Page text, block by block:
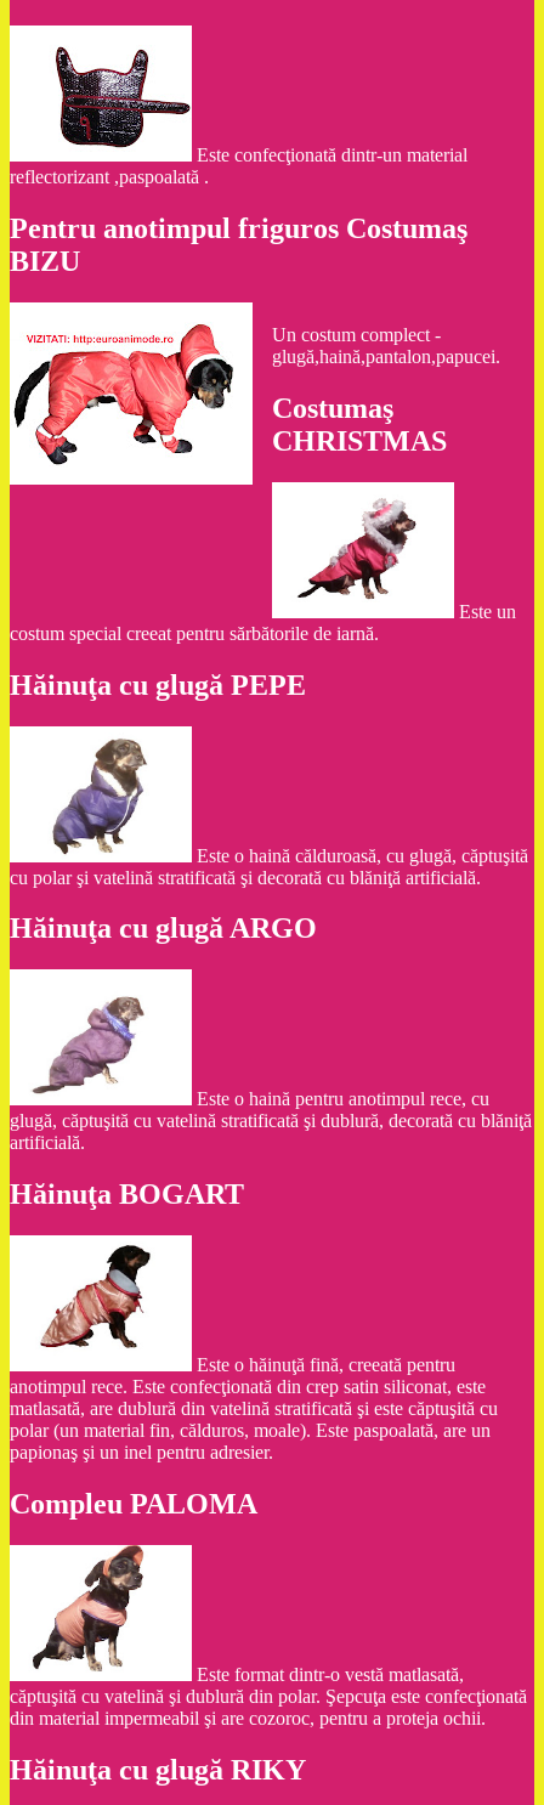
Este confecţionată dintr-un material
reflectorizant ,paspoalată .
Pentru anotimpul friguros Costumaş
BIZU
Un costum complect -
glugă,haină,pantalon,papucei.
Costumaş
CHRISTMAS
Este un
costum special creeat pentru sărbătorile de iarnă.
Hăinuţa cu glugă PEPE
Este o haină călduroasă, cu glugă, căptuşită
cu polar şi vatelină stratificată şi decorată cu blăniţă artificială.
Hăinuţa cu glugă ARGO
Este o haină pentru anotimpul rece, cu
glugă, căptuşită cu vatelină stratificată şi dublură, decorată cu blăniţă
artificială.
Hăinuţa BOGART
Este o hăinuţă fină, creeată pentru
anotimpul rece. Este confecţionată din crep satin siliconat, este
matlasată, are dublură din vatelină stratificată şi este căptuşită cu
polar (un material fin, călduros, moale). Este paspoalată, are un
papionaş şi un inel pentru adresier.
Compleu PALOMA
Este format dintr-o vestă matlasată,
căptuşită cu vatelină şi dublură din polar. Şepcuţa este confecţionată
din material impermeabil şi are cozoroc, pentru a proteja ochii.
Hăinuţa cu glugă RIKY